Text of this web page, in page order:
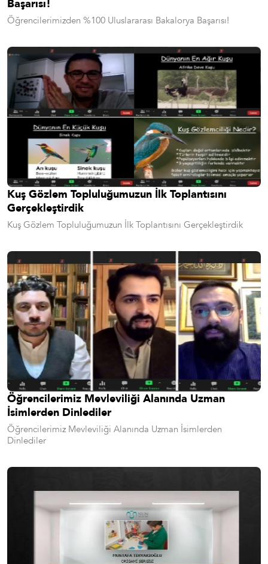
Öğrencilerimizden %100 Uluslararası Bakalorya Başarısı!
Kuş Gözlem Topluluğumuzun İlk Toplantısını
Gerçekleştirdik
Kuş Gözlem Topluluğumuzun İlk Toplantısını Gerçekleştirdik
Öğrencilerimiz Mevleviliği Alanında Uzman
İsimlerden Dinlediler
Öğrencilerimiz Mevleviliği Alanında Uzman İsimlerden
Dinlediler